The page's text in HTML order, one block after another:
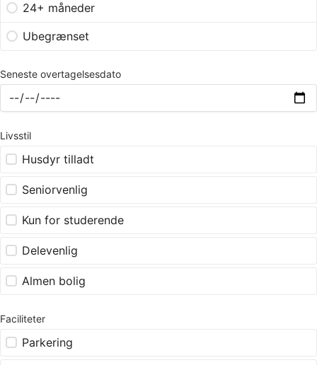
24+ måneder
Ubegrænset
Seneste overtagelsesdato
Livsstil
Husdyr tilladt
Seniorvenlig
Kun for studerende
Delevenlig
Almen bolig
Faciliteter
Parkering